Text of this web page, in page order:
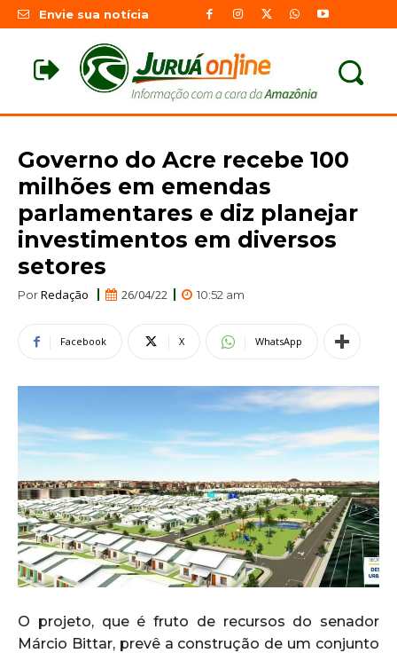
Envie sua notícia
Governo do Acre recebe 100
milhões em emendas
parlamentares e diz planejar
investimentos em diversos
setores
PorRedação 26/04/22 10:52 am
Facebook X WhatsApp
O projeto, que é fruto de recursos do senador
Márcio Bittar, prevê a construção de um conjunto